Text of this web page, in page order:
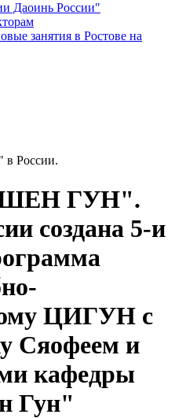
Даоинь России"
занятия в Ростове на
России.
ГУН".
создана 5-и
ЦИГУН с
Сяофеем и
кафедры
Гун"